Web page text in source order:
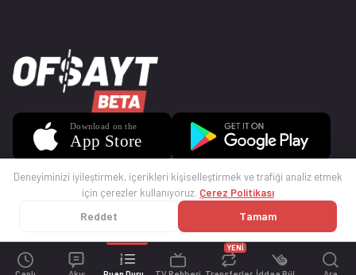
YENİ
© 2025 Ofsayt
Deneyiminizi iyileştirmek, içerikleri kişiselleştirmek ve trafiği analiz etmek
için çerezler kullanıyoruz. Çerez Politikası
Reddet Tamam